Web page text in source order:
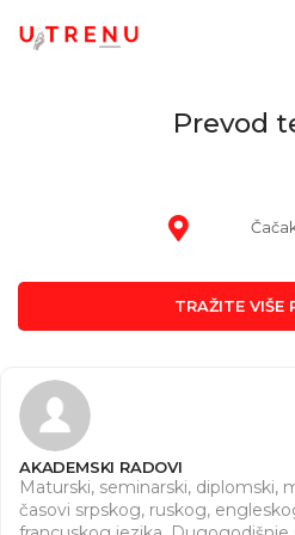
Prevod
TRAŽITE VIŠE
AKADEMSKI RADOVI
Maturski, seminarski, diplomski,
časovi srpskog, ruskog,